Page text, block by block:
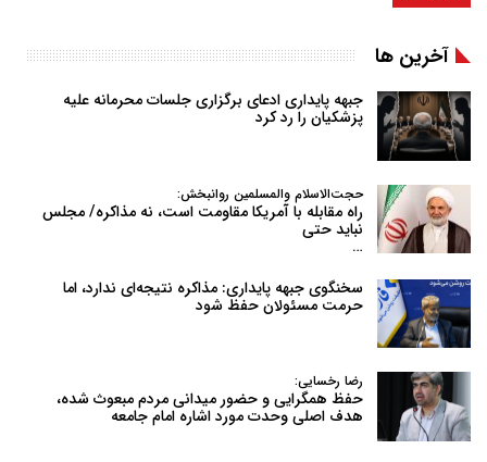
آخرین ها
جبهه پایداری ادعای برگزاری جلسات محرمانه علیه
پزشکیان را رد کرد
حجت‌الاسلام والمسلمین روانبخش:
راه مقابله با آمریکا مقاومت است، نه مذاکره/ مجلس
نباید حتی
…
سخنگوی جبهه پایداری: مذاکره نتیجه‌ای ندارد، اما
حرمت مسئولان حفظ شود
رضا رخسایی:
حفظ همگرایی و حضور میدانی مردم مبعوث شده،
هدف اصلی وحدت مورد اشاره امام جامعه